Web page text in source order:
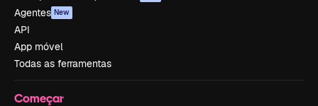
Agentes New
API
App móvel
Todas as ferramentas
Começar